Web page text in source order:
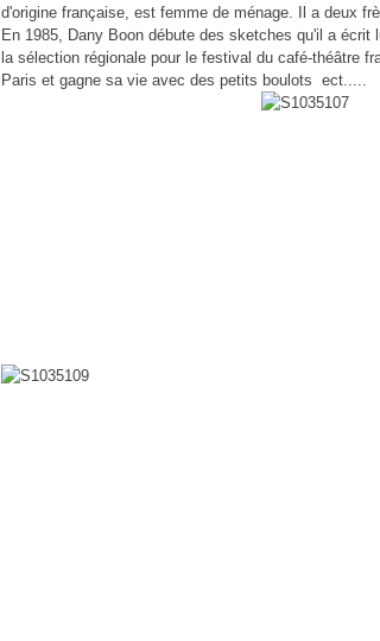
d'origine française, est femme de ménage. Il a deux
En 1985, Dany Boon débute des sketches qu'il a
la sélection régionale pour le festival du café-théâtre
Paris et gagne sa vie avec des petits boulots ect.....